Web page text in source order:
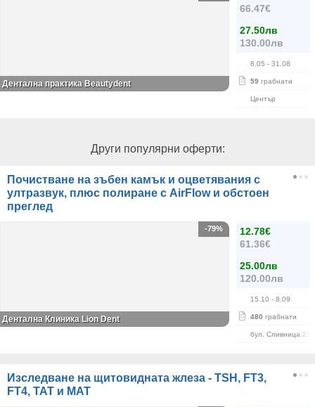
66.47€
27.50лв
130.00лв
8.05 - 31.08
59 грабнати
Център
Дентална практика Beautydent
Други популярни оферти:
Почистване на зъбен камък и оцветявания с
ултразвук, плюс полиране с AirFlow и обстоен
преглед
12.78€
61.36€
25.00лв
120.00лв
15.10 - 8.09
480 грабнати
бул. Сливница 215
-79%
Дентална Клиника Lion Dent
Изследване на щитовидната жлеза - TSH, FT3,
FT4, ТАТ и МАТ